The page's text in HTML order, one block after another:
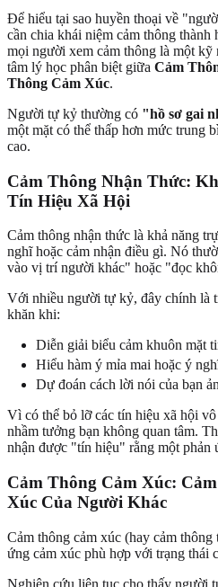
Để hiểu tại sao huyền thoại về
cần chia khái niệm cảm thông thành
mọi người xem cảm thông là một kỹ
tâm lý học phân biệt giữa Cảm
Thông Cảm Xúc.
Người tự kỷ thường có "hồ sơ gai
một mặt có thể thấp hơn mức trung
cao.
Cảm Thông Nhận Thức:
Tín Hiệu Xã Hội
Cảm thông nhận thức là khả năng
nghĩ hoặc cảm nhận điều gì. Nó
vào vị trí người khác" hoặc "đọc
Với nhiều người tự kỷ, đây chính là
khăn khi:
Diễn giải biểu cảm khuôn mặt
Hiểu hàm ý mỉa mai hoặc ý
Dự đoán cách lời nói của bạn
Vì có thể bỏ lỡ các tín hiệu xã hội
nhầm tưởng bạn không quan tâm.
nhận được "tín hiệu" rằng một phản
Cảm Thông Cảm Xúc:
Xúc Của Người Khác
Cảm thông cảm xúc (hay cảm thông
ứng cảm xúc phù hợp với trạng thái
Nghiên cứu liên tục cho thấy người